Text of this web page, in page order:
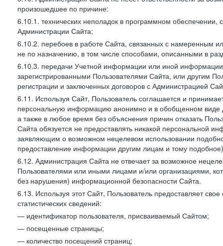
произошедшее по причине:
6.10.1. технических неполадок в программном
Администрации Сайта;
6.10.2. перебоев в работе Сайта, связанных с намеренным
не по назначению, в том числе способами, описанными в
6.10.3. передачи Учетной информации или иной
зарегистрированными Пользователями Сайта, или другим
регистрации и заключенных договоров с Администрацией
6.11. Используя Сайт, Пользователь соглашается и
персональную информацию анонимно и в обобщенном виде
а также в любое время без объяснения причин отказать
Сайта обязуется не предоставлять никакой персональной
заявляющим о возможном нецелевом использовании
предоставление информации другим лицам и тому
6.12. Администрация Сайта не отвечает за возможное
Пользователями или иными лицами и/или организациями,
без нарушения) информационной безопасности Сайта.
6.13. Используя этот Сайт, Пользователь предоставляет
статистических сведений:
— идентификатор пользователя, присваиваемый Сайтом;
— посещенные страницы;
— количество посещений страниц;